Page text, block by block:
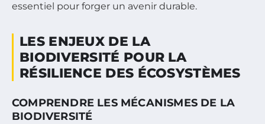
essentiel pour forger un avenir durable.
LES ENJEUX DE LA
BIODIVERSITÉ POUR LA
RÉSILIENCE DES ÉCOSYSTÈMES
COMPRENDRE LES MÉCANISMES DE LA
BIODIVERSITÉ